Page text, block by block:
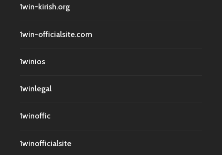
1win-kirish.org
1win-officialsite.com
1winios
1winlegal
1winoffic
1winofficialsite